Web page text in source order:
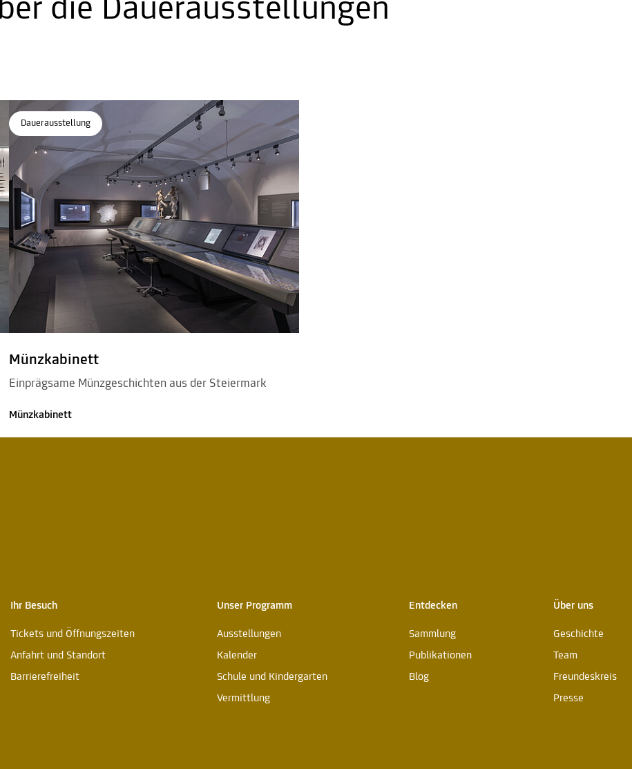
die Dauerausstellungen
Dauerausstellung
Münzkabinett
Einprägsame Münzgeschichten aus der Steiermark
Münzkabinett
Ihr Besuch
Tickets und Öffnungszeiten
Anfahrt und Standort
Barrierefreiheit
Unser Programm
Ausstellungen
Kalender
Schule und Kindergarten
Vermittlung
Entdecken
Sammlung
Publikationen
Blog
Über uns
Geschichte
Team
Freundeskreis
Presse